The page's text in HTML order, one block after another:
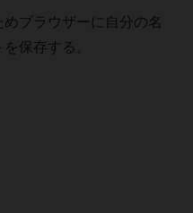
ブラウザーに自分の名
保存する。